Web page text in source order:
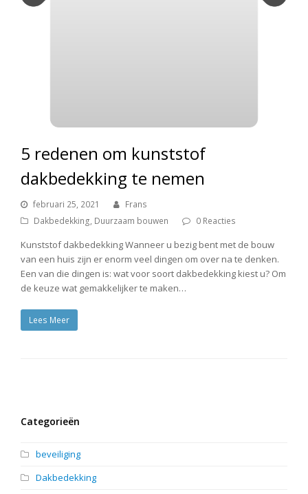
5 redenen om kunststof
dakbedekking te nemen
februari 25, 2021
Frans
Dakbedekking, Duurzaam bouwen 0 Reacties
Kunststof dakbedekking Wanneer u bezig bent met de bouw
van een huis zijn er enorm veel dingen om over na te denken.
Een van die dingen is: wat voor soort dakbedekking kiest u? Om
de keuze wat gemakkelijker te maken…
Lees Meer
Categorieën
beveiliging
Dakbedekking